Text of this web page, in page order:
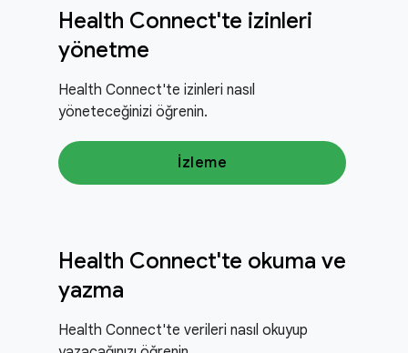
Health Connect'te izinleri
yönetme
Health Connect'te izinleri nasıl
yöneteceğinizi öğrenin.
İzleme
Health Connect'te okuma ve
yazma
Health Connect'te verileri nasıl okuyup